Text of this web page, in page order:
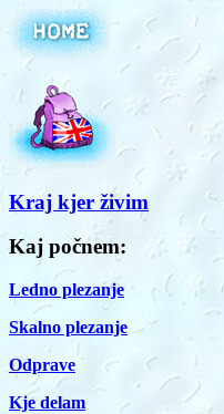
Kraj kjer živim
Kaj počnem:
Ledno plezanje
Skalno plezanje
Odprave
Kje delam